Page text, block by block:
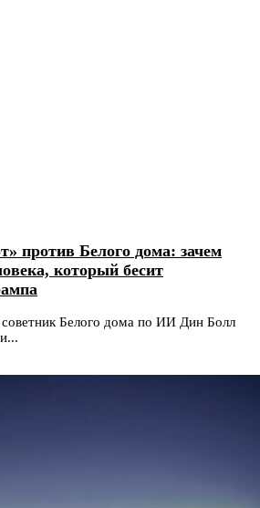
против Белого дома: зачем
который бесит
Белого дома по ИИ Дин Болл